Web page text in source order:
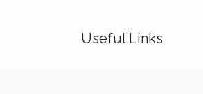
Useful Links